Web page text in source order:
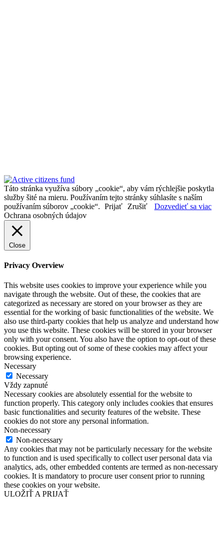
Táto stránka využíva súbory „cookie“, aby vám rýchlejšie poskytla
služby šité na mieru. Používaním tejto stránky súhlasíte s naším
používaním súborov „cookie“. Prijať Zrušiť
Dozvedieť sa viac
Ochrana osobných údajov
Close
Privacy Overview
This website uses cookies to improve your experience while you
navigate through the website. Out of these, the cookies that are
categorized as necessary are stored on your browser as they are
essential for the working of basic functionalities of the website. We
also use third-party cookies that help us analyze and understand how
you use this website. These cookies will be stored in your browser
only with your consent. You also have the option to opt-out of these
cookies. But opting out of some of these cookies may affect your
browsing experience.
Necessary
Necessary
Vždy zapnuté
Necessary cookies are absolutely essential for the website to
function properly. This category only includes cookies that ensures
basic functionalities and security features of the website. These
cookies do not store any personal information.
Non-necessary
Non-necessary
Any cookies that may not be particularly necessary for the website
to function and is used specifically to collect user personal data via
analytics, ads, other embedded contents are termed as non-necessary
cookies. It is mandatory to procure user consent prior to running
these cookies on your website.
ULOŽIŤ A PRIJAŤ